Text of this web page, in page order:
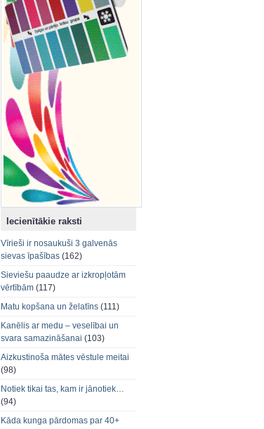
Iecienītākie raksti
Vīrieši ir nosaukuši 3 galvenās
sievas īpašības (162)
Sieviešu paaudze ar izkropļotām
vērtībām (117)
Matu kopšana un želatīns (111)
Kanēlis ar medu – veselībai un
svara samazināšanai (103)
Aizkustinoša mātes vēstule meitai
(98)
Notiek tikai tas, kam ir jānotiek…
(94)
Kāda kunga pārdomas par 40+